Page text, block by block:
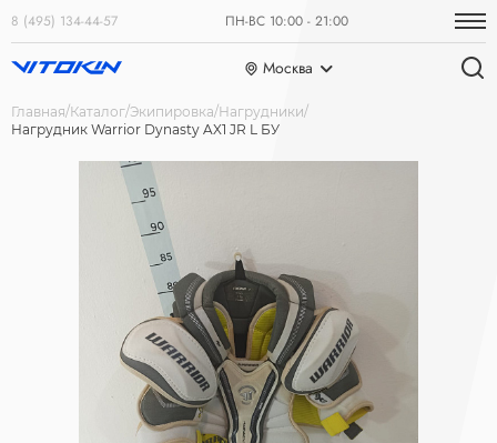
8 (495) 134-44-57 ПН-ВС 10:00 - 21:00
Москва
Главная Каталог Экипировка Нагрудники
Нагрудник Warrior Dynasty AX1 JR L БУ